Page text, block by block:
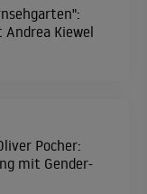
Kiewel
Pocher:
mit Gender-